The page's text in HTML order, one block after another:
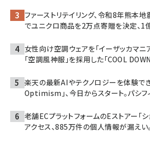
ファーストリテイリング、令和8年熊本
でユニクロ商品を2万点寄贈を決定、1
女性向け空調ウェアを「イーザッカマニ
「空調風神服」を採用した「COOL DOWN
楽天の最新AIやテクノロジーを体験で
Optimism」、今日からスタート。パシ
老舗ECプラットフォームのEストアー「
アクセス、885万件の個人情報が漏え